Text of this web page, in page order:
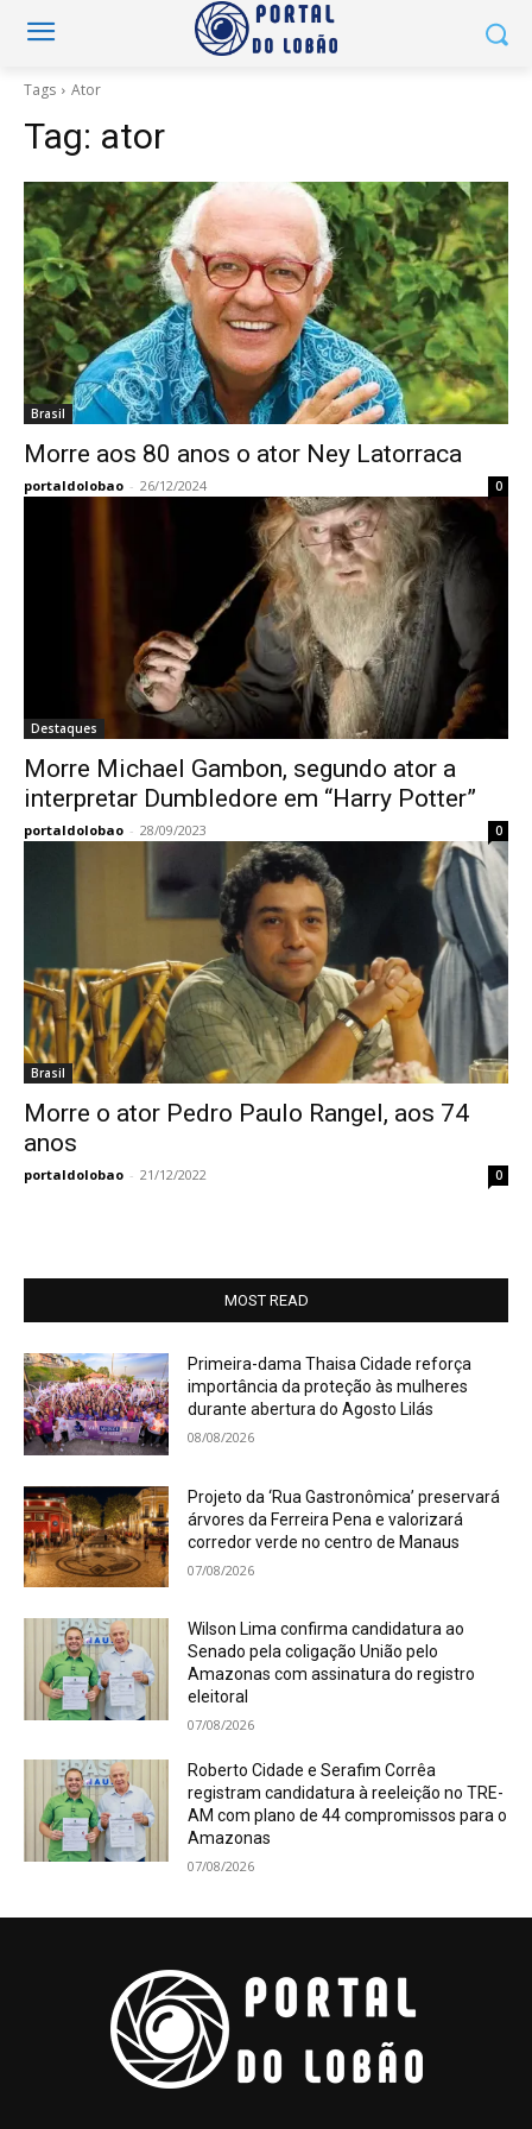
Tags Ator
Tag: ator
Brasil
Morre aos 80 anos o ator Ney Latorraca
portaldolobao - 26/12/2024 0
Destaques
Morre Michael Gambon, segundo ator a
interpretar Dumbledore em “Harry Potter”
portaldolobao - 28/09/2023 0
Brasil
Morre o ator Pedro Paulo Rangel, aos 74
anos
portaldolobao - 21/12/2022 0
MOST READ
Primeira-dama Thaisa Cidade reforça
importância da proteção às mulheres
durante abertura do Agosto Lilás
08/08/2026
Projeto da ‘Rua Gastronômica’ preservará
árvores da Ferreira Pena e valorizará
corredor verde no centro de Manaus
07/08/2026
Wilson Lima confirma candidatura ao
Senado pela coligação União pelo
Amazonas com assinatura do registro
eleitoral
07/08/2026
Roberto Cidade e Serafim Corrêa
registram candidatura à reeleição no TRE-
AM com plano de 44 compromissos para o
Amazonas
07/08/2026